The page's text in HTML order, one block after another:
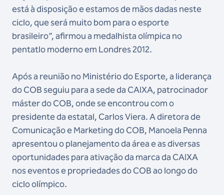
está à disposição e estamos de mãos dadas neste
ciclo, que será muito bom para o esporte
brasileiro”, afirmou a medalhista olímpica no
pentatlo moderno em Londres 2012.
Após a reunião no Ministério do Esporte, a liderança
do COB seguiu para a sede da CAIXA, patrocinador
máster do COB, onde se encontrou com o
presidente da estatal, Carlos Viera. A diretora de
Comunicação e Marketing do COB, Manoela Penna
apresentou o planejamento da área e as diversas
oportunidades para ativação da marca da CAIXA
nos eventos e propriedades do COB ao longo do
ciclo olímpico.